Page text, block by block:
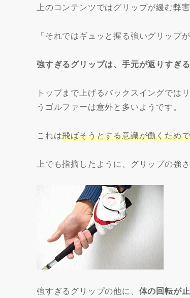
上のコンテンツではグリップが緩む弊
「それではギュッと握る強いグリップ
強すぎるグリップは、手元が返りすぎ
トップまで上げるバックスイングでは
うゴルファーは意外と多いようです。
これは飛ばそうとする意識が働くため
上でも指摘したように、グリップの強
強すぎるグリップの他に、 体の回転が